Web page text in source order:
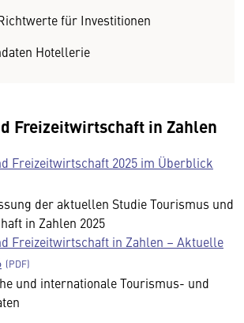
für Investitionen
Hotellerie
Freizeitwirtschaft in Zahlen
Freizeitwirtschaft 2025 im Überblick
der aktuellen Studie Tourismus und
in Zahlen 2025
Freizeitwirtschaft in Zahlen – Aktuelle
und internationale Tourismus- und